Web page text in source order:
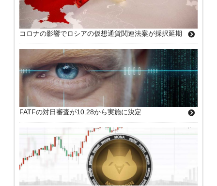
コロナの影響でロシアの仮想通貨関連法案が採択延期
FATFの対日審査が10.28から実施に決定